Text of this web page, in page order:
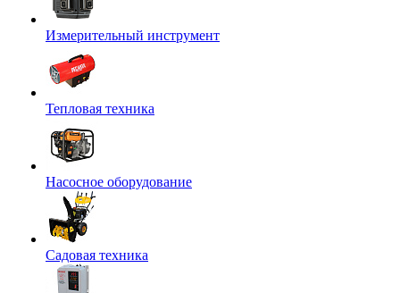
Измерительный инструмент
Тепловая техника
Насосное оборудование
Садовая техника